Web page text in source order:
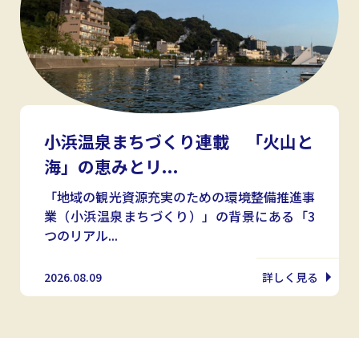
小浜温泉まちづくり連載 「火山と
海」の恵みとリ...
「地域の観光資源充実のための環境整備推進事
業（小浜温泉まちづくり）」の背景にある「3
つのリアル...
2026.08.09 詳しく見る